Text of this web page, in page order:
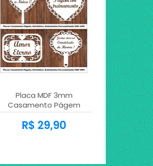
Placa MDF 3mm
Casamento Págem
Personalizado
R$ 29,90